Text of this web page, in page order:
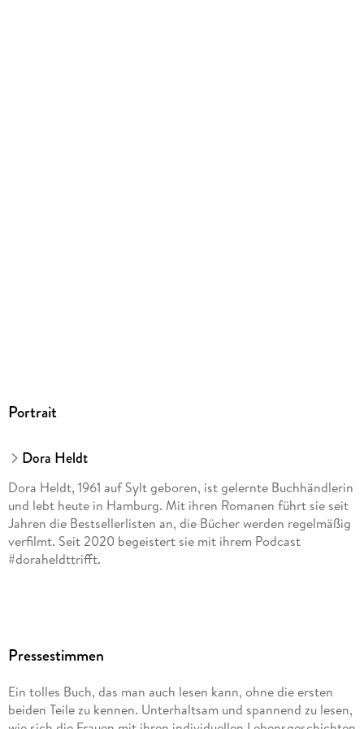
Portrait
Dora Heldt
Dora Heldt, 1961 auf Sylt geboren, ist gelernte Buchhändlerin
und lebt heute in Hamburg. Mit ihren Romanen führt sie seit
Jahren die Bestsellerlisten an, die Bücher werden regelmäßig
verfilmt. Seit 2020 begeistert sie mit ihrem Podcast
#doraheldttrifft.
Pressestimmen
Ein tolles Buch, das man auch lesen kann, ohne die ersten
beiden Teile zu kennen. Unterhaltsam und spannend zu lesen,